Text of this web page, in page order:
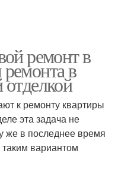
ремонт в
в
отделкой
к ремонту квартиры
эта задача не
же в последнее время
вариантом